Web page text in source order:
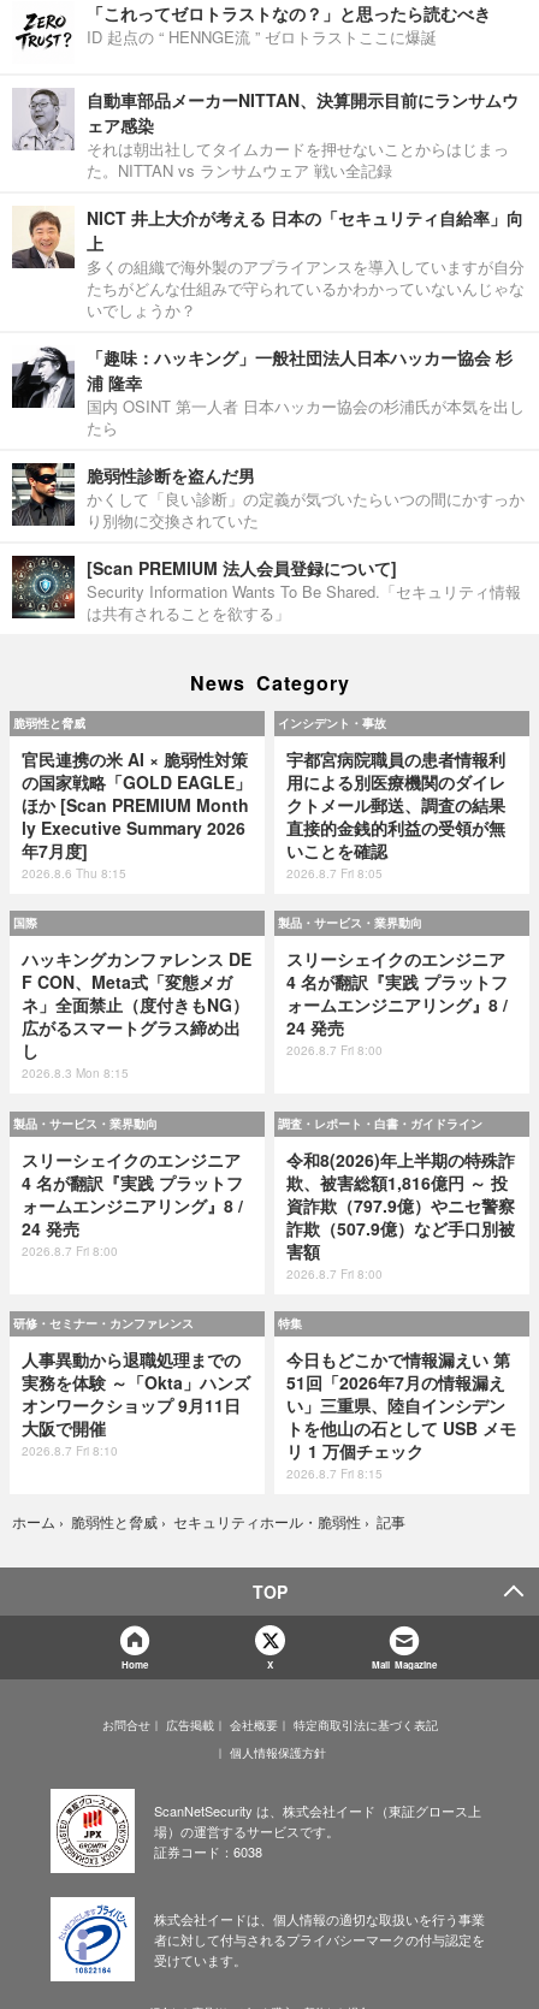
「これってゼロトラストなの？」と思ったら読むべき
ID 起点の “ HENNGE流 ” ゼロトラストここに爆誕
自動車部品メーカーNITTAN、決算開示目前にランサムウ
ェア感染
それは朝出社してタイムカードを押せないことからはじまっ
た。NITTAN vs ランサムウェア 戦い全記録
NICT 井上大介が考える 日本の「セキュリティ自給率」向
上
多くの組織で海外製のアプライアンスを導入していますが自分
たちがどんな仕組みで守られているかわかっていないんじゃな
いでしょうか？
「趣味：ハッキング」一般社団法人日本ハッカー協会 杉
浦 隆幸
国内 OSINT 第一人者 日本ハッカー協会の杉浦氏が本気を出し
たら
脆弱性診断を盗んだ男
かくして「良い診断」の定義が気づいたらいつの間にかすっか
り別物に交換されていた
[Scan PREMIUM 法人会員登録について]
Security Information Wants To Be Shared.「セキュリティ情報
は共有されることを欲する」
News Category
脆弱性と脅威
官民連携の米 AI × 脆弱性対策
の国家戦略「GOLD EAGLE」
ほか [Scan PREMIUM Month
ly Executive Summary 2026
年7月度]
2026.8.6 Thu 8:15
インシデント・事故
宇都宮病院職員の患者情報利
用による別医療機関のダイレ
クトメール郵送、調査の結果
直接的金銭的利益の受領が無
いことを確認
2026.8.7 Fri 8:05
国際
ハッキングカンファレンス DE
F CON、Meta式「変態メガ
ネ」全面禁止（度付きもNG）
広がるスマートグラス締め出
し
2026.8.3 Mon 8:15
製品・サービス・業界動向
スリーシェイクのエンジニア
4 名が翻訳『実践 プラットフ
ォームエンジニアリング』8 /
24 発売
2026.8.7 Fri 8:00
製品・サービス・業界動向
スリーシェイクのエンジニア
4 名が翻訳『実践 プラットフ
ォームエンジニアリング』8 /
24 発売
2026.8.7 Fri 8:00
調査・レポート・白書・ガイドライン
令和8(2026)年上半期の特殊詐
欺、被害総額1,816億円 ～ 投
資詐欺（797.9億）やニセ警察
詐欺（507.9億）など手口別被
害額
2026.8.7 Fri 8:00
研修・セミナー・カンファレンス
人事異動から退職処理までの
実務を体験 ～「Okta」ハンズ
オンワークショップ 9月11日
大阪で開催
2026.8.7 Fri 8:10
特集
今日もどこかで情報漏えい 第
51回「2026年7月の情報漏え
い」三重県、陸自インシデン
トを他山の石として USB メモ
リ 1 万個チェック
2026.8.7 Fri 8:15
ホーム › 脆弱性と脅威 › セキュリティホール・脆弱性 › 記事
TOP
Home X Mail Magazine
お問合せ 広告掲載 会社概要
特定商取引法に基づく表記
個人情報保護方針
ScanNetSecurity は、株式会社イード（東証グロース上
場）の運営するサービスです。
証券コード：6038
株式会社イードは、個人情報の適切な取扱いを行う事業
者に対して付与されるプライバシーマークの付与認定を
受けています。